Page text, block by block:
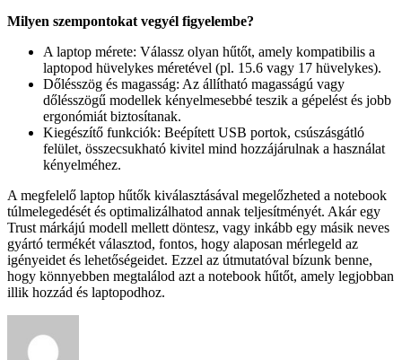
Milyen szempontokat vegyél figyelembe?
A laptop mérete: Válassz olyan hűtőt, amely kompatibilis a
laptopod hüvelykes méretével (pl. 15.6 vagy 17 hüvelykes).
Dőlésszög és magasság: Az állítható magasságú vagy
dőlésszögű modellek kényelmesebbé teszik a gépelést és jobb
ergonómiát biztosítanak.
Kiegészítő funkciók: Beépített USB portok, csúszásgátló
felület, összecsukható kivitel mind hozzájárulnak a használat
kényelméhez.
A megfelelő laptop hűtők kiválasztásával megelőzheted a notebook
túlmelegedését és optimalizálhatod annak teljesítményét. Akár egy
Trust márkájú modell mellett döntesz, vagy inkább egy másik neves
gyártó termékét választod, fontos, hogy alaposan mérlegeld az
igényeidet és lehetőségeidet. Ezzel az útmutatóval bízunk benne,
hogy könnyebben megtalálod azt a notebook hűtőt, amely legjobban
illik hozzád és laptopodhoz.